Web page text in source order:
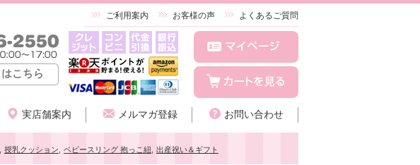
ご利用案内 お客様の声 よくあるご質問
実店舗案内 メルマガ登録 お問い合わせ
授乳クッション ベビースリング 抱っこ紐 出産祝い＆ギフト